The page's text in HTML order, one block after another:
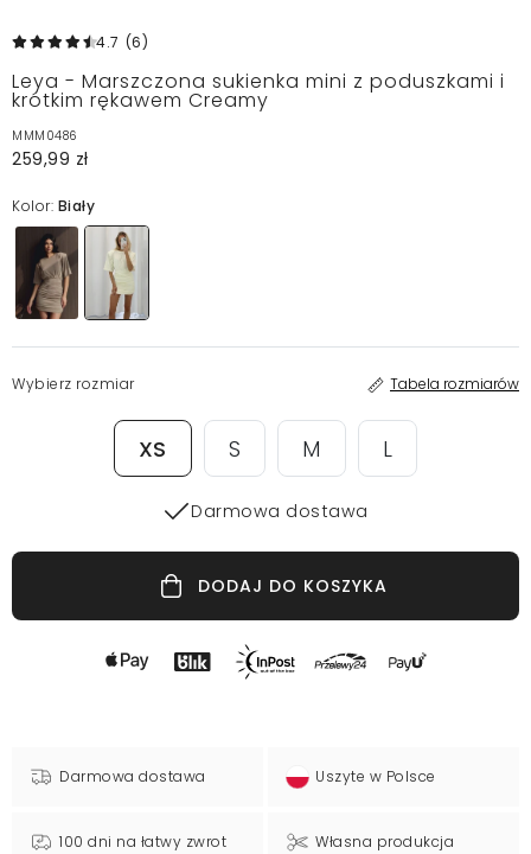
4.7 (6)
Leya - Marszczona sukienka mini z poduszkami i
krótkim rękawem Creamy
MMM0486
259,99 zł
Kolor: Biały
Wybierz rozmiar Tabela rozmiarów
XS S M L
Darmowa dostawa
DODAJ DO KOSZYKA
Darmowa dostawa Uszyte w Polsce
100 dni na łatwy zwrot Własna produkcja